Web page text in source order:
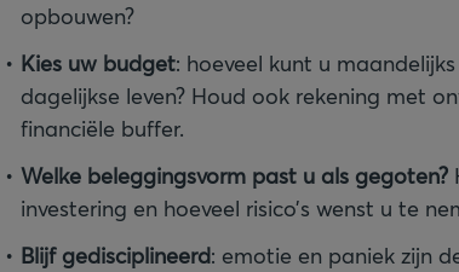
opbouwen?
Kies uw budget: hoeveel kunt u
dagelijkse leven? Houd ook rekening met
financiële buffer.
Welke beleggingsvorm past u als gegoten?
investering en hoeveel risico’s wenst u te
Blijf gedisciplineerd: emotie en paniek zijn